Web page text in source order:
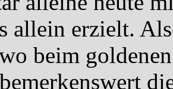
allein erzielt.
beim